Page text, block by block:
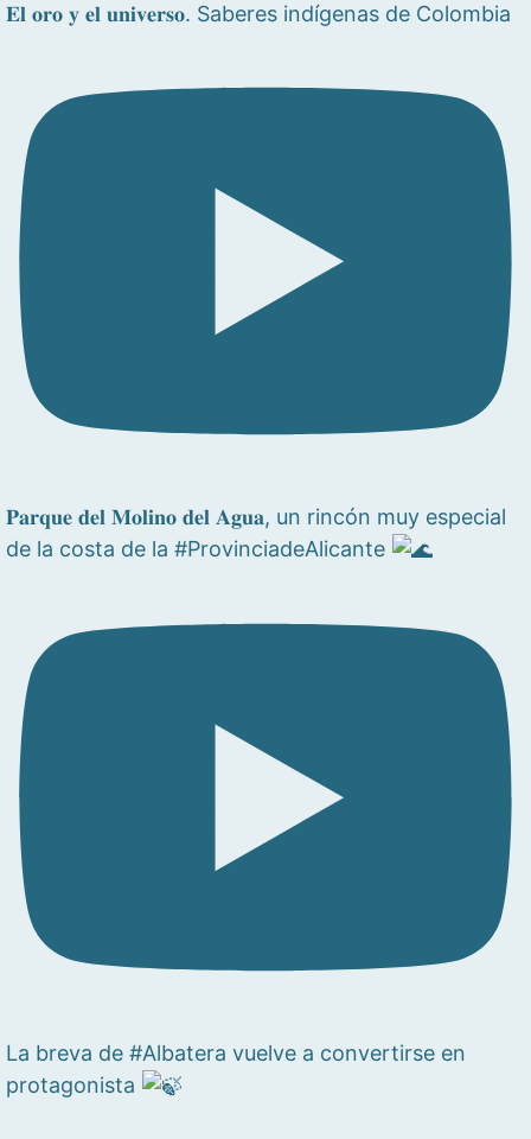
𝐄𝐥 𝐨𝐫𝐨 𝐲 𝐞𝐥 𝐮𝐧𝐢𝐯𝐞𝐫𝐬𝐨. Saberes indígenas de Colombia
𝐏𝐚𝐫𝐪𝐮𝐞 𝐝𝐞𝐥 𝐌𝐨𝐥𝐢𝐧𝐨 𝐝𝐞𝐥 𝐀𝐠𝐮𝐚, un rincón muy especial
de la costa de la #ProvinciadeAlicante
La breva de #Albatera vuelve a convertirse en
protagonista